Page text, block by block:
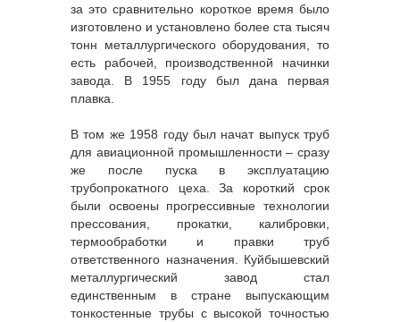
за это сравнительно короткое время было
изготовлено и установлено более ста тысяч
тонн металлургического оборудования, то
есть рабочей, производственной начинки
завода. В 1955 году был дана первая
плавка.
В том же 1958 году был начат выпуск труб
для авиационной промышленности – сразу
же после пуска в эксплуатацию
трубопрокатного цеха. За короткий срок
были освоены прогрессивные технологии
прессования, прокатки, калибровки,
термообработки и правки труб
ответственного назначения. Куйбышевский
металлургический завод стал
единственным в стране выпускающим
тонкостенные трубы с высокой точностью